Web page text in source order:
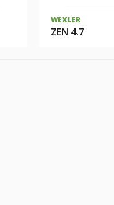
WEXLER
ZEN 4.7